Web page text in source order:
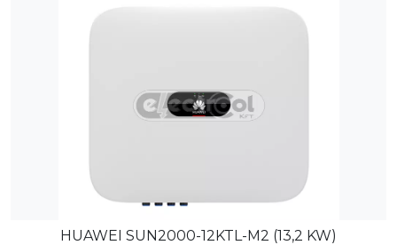
HUAWEI SUN2000-12KTL-M2 (13,2 KW)